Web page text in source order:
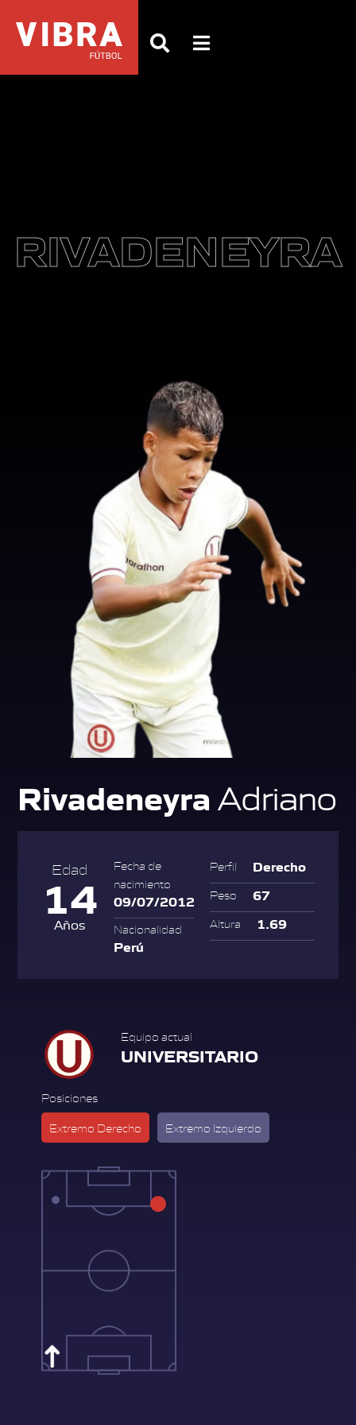
RIVADENEYRA
Rivadeneyra Adriano
Edad
14
Años
Fecha de
nacimiento
09/07/2012
Nacionalidad
Perú
Perfil Derecho
Peso 67
Altura 1.69
Equipo actual
UNIVERSITARIO
Posiciones
Extremo Derecho Extremo Izquierdo